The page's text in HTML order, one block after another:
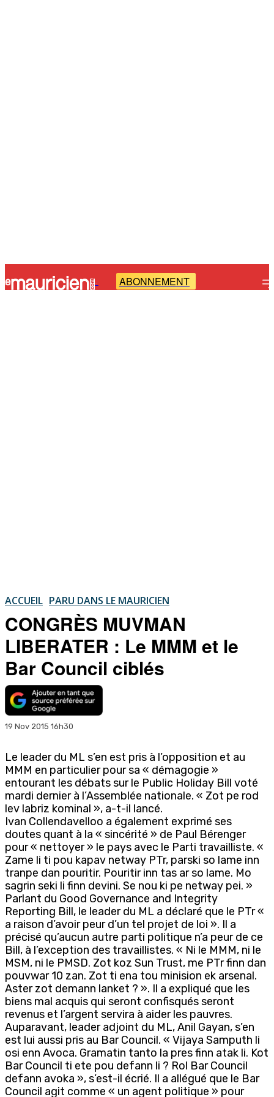
- ABONNEMENT
ACCUEIL PARU DANS LE MAURICIEN
CONGRÈS MUVMAN
LIBERATER : Le MMM et le
Bar Council ciblés
19 Nov 2015 16h30
Le leader du ML s’en est pris à l’opposition et au
MMM en particulier pour sa « démagogie »
entourant les débats sur le Public Holiday Bill voté
mardi dernier à l’Assemblée nationale. « Zot pe rod
lev labriz kominal », a-t-il lancé.
Ivan Collendavelloo a également exprimé ses
doutes quant à la « sincérité » de Paul Bérenger
pour « nettoyer » le pays avec le Parti travailliste. «
Zame li ti pou kapav netway PTr, parski so lame inn
tranpe dan pouritir. Pouritir inn tas ar so lame. Mo
sagrin seki li finn devini. Se nou ki pe netway pei. »
Parlant du Good Governance and Integrity
Reporting Bill, le leader du ML a déclaré que le PTr «
a raison d’avoir peur d’un tel projet de loi ». Il a
précisé qu’aucun autre parti politique n’a peur de ce
Bill, à l’exception des travaillistes. « Ni le MMM, ni le
MSM, ni le PMSD. Zot koz Sun Trust, me PTr finn dan
pouvwar 10 zan. Zot ti ena tou minision ek arsenal.
Aster zot demann lanket ? ». Il a expliqué que les
biens mal acquis qui seront confisqués seront
revenus et l’argent servira à aider les pauvres.
Auparavant, leader adjoint du ML, Anil Gayan, s’en
est lui aussi pris au Bar Council. « Vijaya Samputh li
osi enn Avoca. Gramatin tanto la pres finn atak li. Kot
Bar Council ti ete pou defann li ? Rol Bar Council
defann avoka », s’est-il écrié. Il a allégué que le Bar
Council agit comme « un agent politique » pour